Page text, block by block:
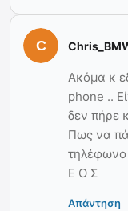
Ακόμα κ
phone ..
δεν πήρε
Πως να
τηλέφωνο
Ε Ο Σ
Απάντηση